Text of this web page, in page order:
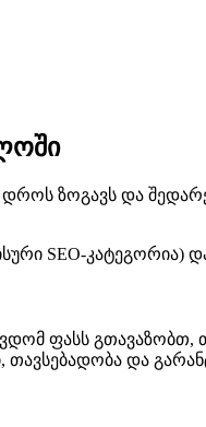
ზოგავს და
SEO-კატეგორია)
ფასს გთავაზობთ,
და